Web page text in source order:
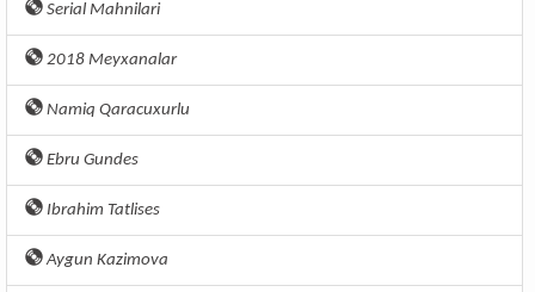
Serial Mahnilari
2018 Meyxanalar
Namiq Qaracuxurlu
Ebru Gundes
Ibrahim Tatlises
Aygun Kazimova